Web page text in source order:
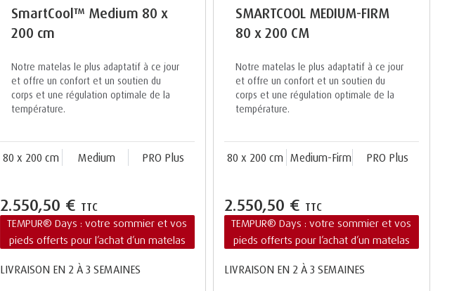
SmartCool™ Medium 80 x
200 cm
Notre matelas le plus adaptatif à ce jour
et offre un confort et un soutien du
corps et une régulation optimale de la
température.
80 x 200 cm Medium PRO Plus
2.550,50 € TTC
TEMPUR® Days : votre sommier et vos
pieds offerts pour l’achat d’un matelas
LIVRAISON EN 2 À 3 SEMAINES
SMARTCOOL MEDIUM-FIRM
80 x 200 CM
Notre matelas le plus adaptatif à ce jour
et offre un confort et un soutien du
corps et une régulation optimale de la
température.
80 x 200 cm Medium-Firm PRO Plus
2.550,50 € TTC
TEMPUR® Days : votre sommier et vos
pieds offerts pour l’achat d’un matelas
LIVRAISON EN 2 À 3 SEMAINES